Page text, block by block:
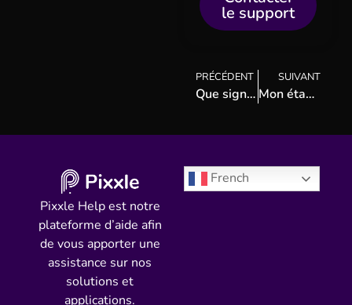
le support
PRÉCÉDENT
Que signifie le terme “Sponsorisé” dans la fiche de lieu ?
SUIVANT
Mon établissement a été ajouté par un contributeur sur Pixxle Places
Pixxle Help est notre
plateforme d’aide afin
de vous apporter une
assistance sur nos
solutions et
applications.
French